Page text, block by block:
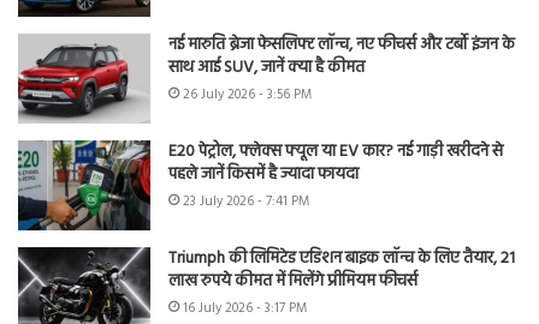
नई मारुति ब्रेजा फेसलिफ्ट लॉन्च, नए फीचर्स और टर्बो इंजन के
साथ आई SUV, जानें क्या है कीमत
26 July 2026 - 3:56 PM
E20 पेट्रोल, फ्लेक्स फ्यूल या EV कार? नई गाड़ी खरीदने से
पहले जानें किसमें है ज्यादा फायदा
23 July 2026 - 7:41 PM
Triumph की लिमिटेड एडिशन बाइक लॉन्च के लिए तैयार, 21
लाख रुपये कीमत में मिलेंगे प्रीमियम फीचर्स
16 July 2026 - 3:17 PM